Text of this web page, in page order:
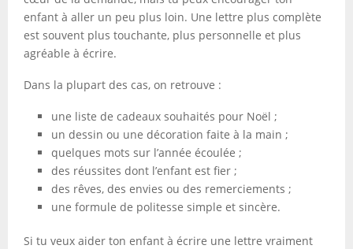
enfant à aller un peu plus loin. Une lettre plus complète
est souvent plus touchante, plus personnelle et plus
agréable à écrire.
Dans la plupart des cas, on retrouve :
une liste de cadeaux souhaités pour Noël ;
un dessin ou une décoration faite à la main ;
quelques mots sur l’année écoulée ;
des réussites dont l’enfant est fier ;
des rêves, des envies ou des remerciements ;
une formule de politesse simple et sincère.
Si tu veux aider ton enfant à écrire une lettre vraiment